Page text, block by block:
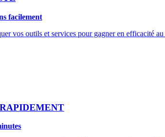
facilement
vos outils et services pour gagner en efficacité